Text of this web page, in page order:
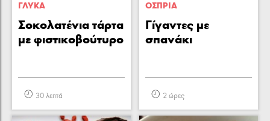
ΓΛΥΚA
Σοκολατένια τάρτα
με φιστικοβούτυρο
30 λεπτά
ΟΣΠΡΙΑ
Γίγαντες με
σπανάκι
2 ώρες